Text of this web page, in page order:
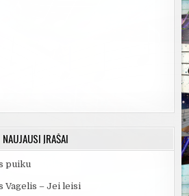
NAUJAUSI ĮRAŠAI
puiku
Vagelis – Jei leisi